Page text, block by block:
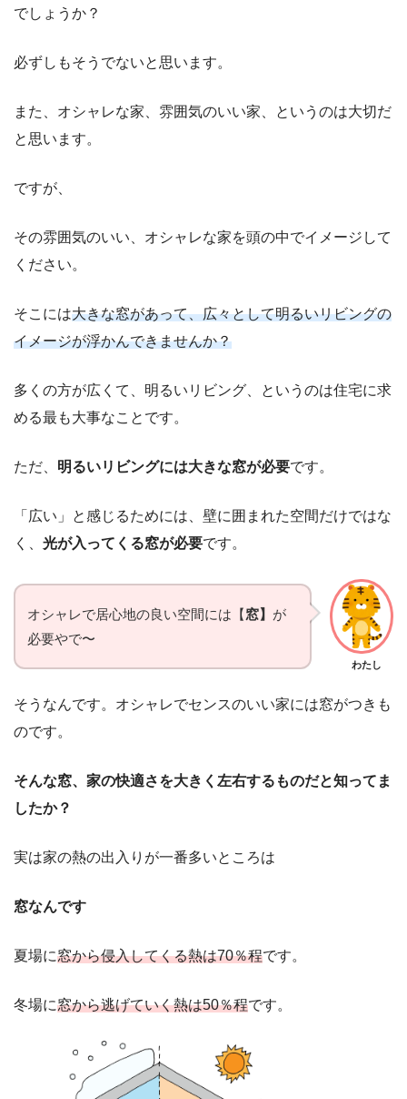
でしょうか？
必ずしもそうでないと思います。
また、オシャレな家、雰囲気のいい家、というのは大切だ
と思います。
ですが、
その雰囲気のいい、オシャレな家を頭の中でイメージして
ください。
そこには大きな窓があって、広々として明るいリビングの
イメージが浮かんできませんか？
多くの方が広くて、明るいリビング、というのは住宅に求
める最も大事なことです。
ただ、 明るいリビングには大きな窓が必要です。
「広い」と感じるためには、壁に囲まれた空間だけではな
く、 光が入ってくる窓が必要です。
わたし
オシャレで居心地の良い空間には【窓】 が
必要やで〜
そうなんです。オシャレでセンスのいい家には窓がつきも
のです。
そんな窓、家の快適さを大きく左右するものだと知ってま
したか？
実は家の熱の出入りが一番多いところは
窓なんです
夏場に窓から侵入してくる熱は70％程です。
冬場に窓から逃げていく熱は50％程です。